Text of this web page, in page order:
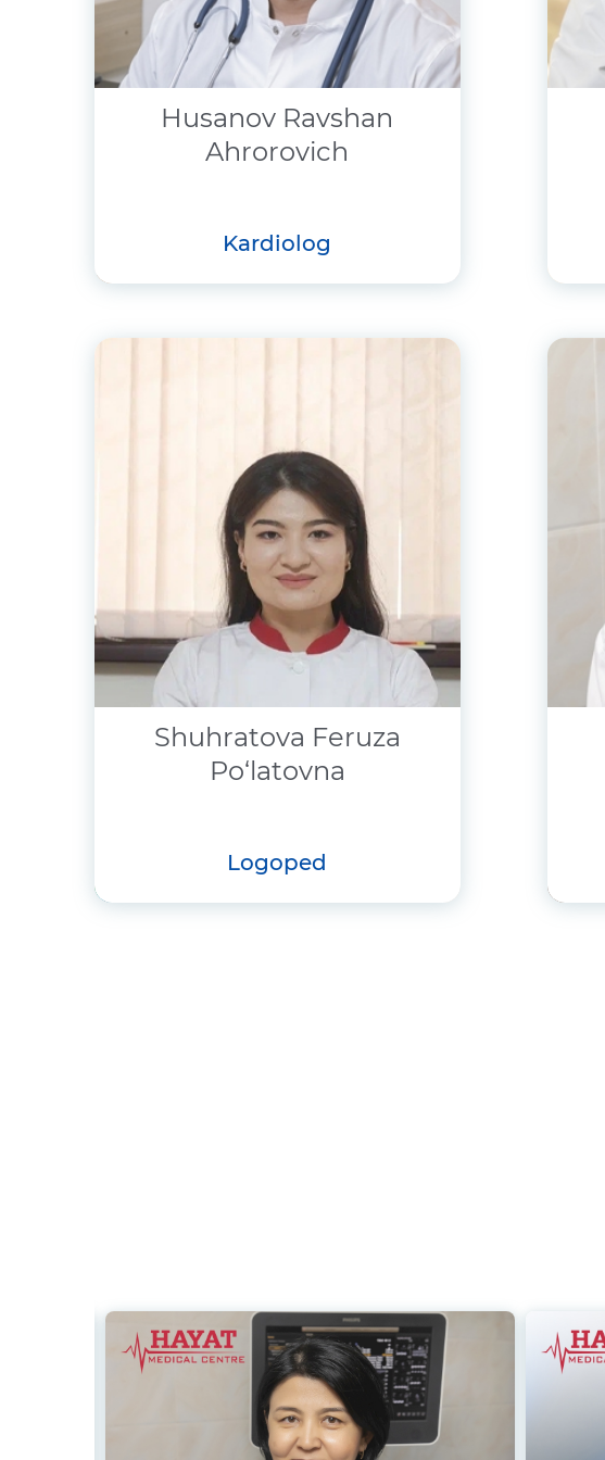
Husanov Ravshan
Ahrorovich
kardiolog
Shuhratova Feruza
Po‘latovna
logoped